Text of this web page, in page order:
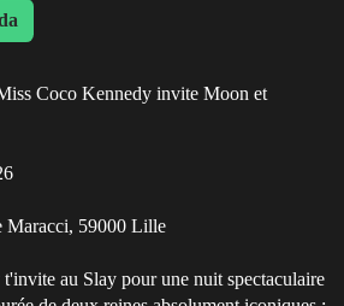
Coco Kennedy invite Moon et
Maracci, 59000 Lille
au Slay pour une nuit spectaculaire